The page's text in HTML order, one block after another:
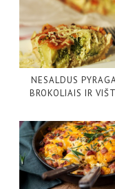
NESALDUS
BROKOLIAIS IR